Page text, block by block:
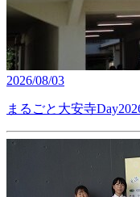
2026/08/03
まるごと大安寺